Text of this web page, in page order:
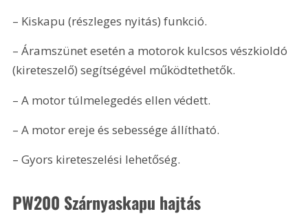
– Kiskapu (részleges nyitás) funkció.
– Áramszünet esetén a motorok kulcsos vészkioldó
(kireteszelő) segítségével működtethetők.
– A motor túlmelegedés ellen védett.
– A motor ereje és sebessége állítható.
– Gyors kireteszelési lehetőség.
PW200 Szárnyaskapu hajtás